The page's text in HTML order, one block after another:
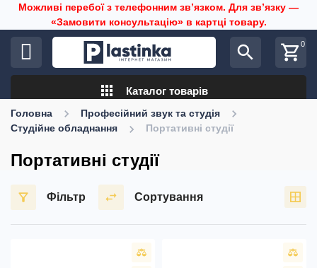
Можливі перебої з телефонним звʼязком. Для звʼязку —
«Замовити консультацію» в картці товару.
search shopping_cart0
apps Каталог товарів
Головна
Професійний звук та студія
Студійне обладнання
Портативні студії
Портативні студії
Фільтр Сортування